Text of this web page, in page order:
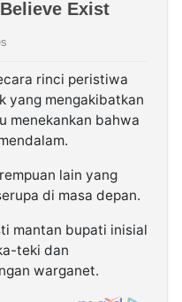
rinci peristiwa
yang mengakibatkan
menekankan bahwa
lain yang
di masa depan.
mantan bupati inisial
teki dan
warganet.